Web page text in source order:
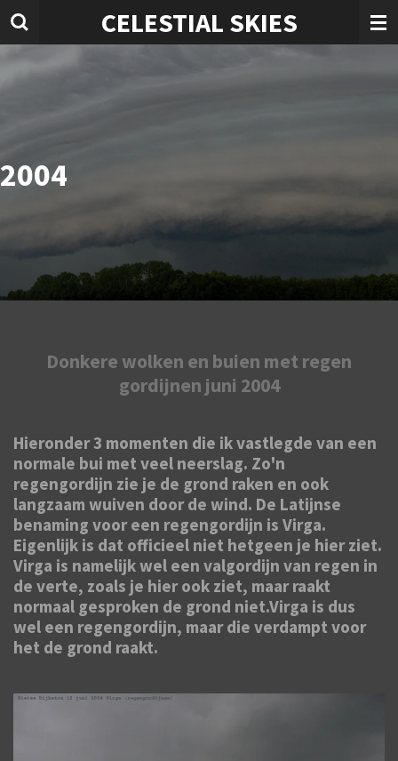
Ga
CELESTIAL SKIES
2004
Donkere wolken en buien met regen
gordijnen juni 2004
Hieronder 3 momenten die ik vastlegde van een
normale bui met veel neerslag. Zo'n
regengordijn zie je de grond raken en ook
langzaam wuiven door de wind. De Latijnse
benaming voor een regengordijn is Virga.
Eigenlijk is dat officieel niet hetgeen je hier ziet.
Virga is namelijk wel een valgordijn van regen in
de verte, zoals je hier ook ziet, maar raakt
normaal gesproken de grond niet.Virga is dus
wel een regengordijn, maar die verdampt voor
het de grond raakt.